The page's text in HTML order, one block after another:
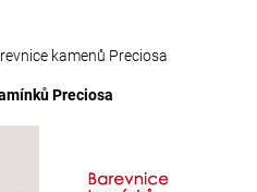
kamenů Preciosa
Preciosa